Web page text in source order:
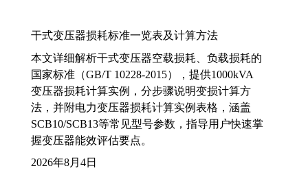
干式变压器损耗标准一览表及计算方法
本文详细解析干式变压器空载损耗、负载损耗的
国家标准（GB/T 10228-2015），提供1000kVA
变压器损耗计算实例，分步骤说明变损计算方
法，并附电力变压器损耗计算实例表格，涵盖
SCB10/SCB13等常见型号参数，指导用户快速掌
握变压器能效评估要点。
2026年8月4日